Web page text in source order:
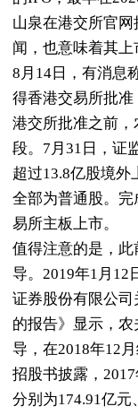
山泉在港交所官
闻，也意味着其上
8月14日，有消息
得香港交易所批
港交所批准之前
段。7月31日，证
超过13.8亿股境外
全部为普通股。
易所主板上市。
值得注意的是，
导。2019年1月12
证券股份有限公
的报告》显示，
导，在2018年12月
招股书披露，
分别为174.91亿元